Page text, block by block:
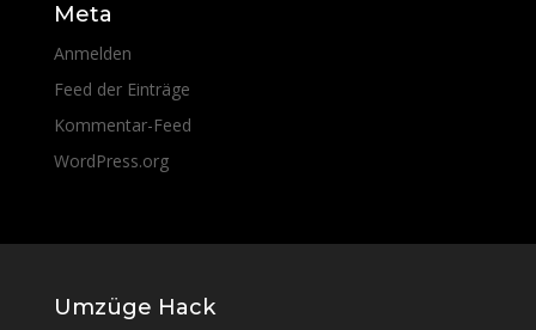
Meta
Anmelden
Feed der Einträge
Kommentar-Feed
WordPress.org
Umzüge Hack